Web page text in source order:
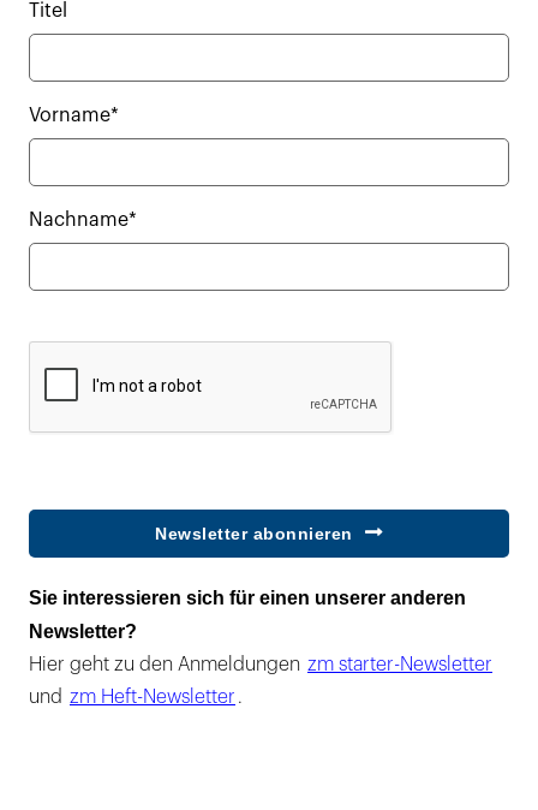
Titel
Vorname*
Nachname*
Newsletter abonnieren
Sie interessieren sich für einen unserer anderen
Newsletter?
Hier geht zu den Anmeldungen zm starter-Newsletter
und zm Heft-Newsletter .